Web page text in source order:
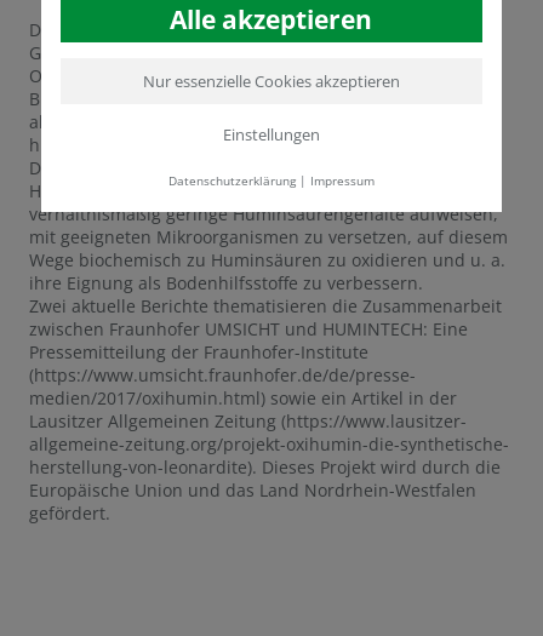
Das Fraunhofer UMSICHT-Institut und die HUMINTECH
GmbH sind Forschungspartner eines Projekts namens
OxiHumin. Für das Projekt werden regional verfügbare
Braunkohlen oder Nebenprodukte der Brikettherstellung
als Rohstoff stofflich genutzt und für Herstellung
huminstoffbasierter Produkte nutzbar gemacht.
Die Innovation besteht darin, Braunkohlen verschiedener
Herkunft oder Beiprodukte aus der Brikettherstellung, die
verhältnismäßig geringe Huminsäurengehalte aufweisen,
mit geeigneten Mikroorganismen zu versetzen, auf diesem
Wege biochemisch zu Huminsäuren zu oxidieren und u. a.
ihre Eignung als Bodenhilfsstoffe zu verbessern.
Zwei aktuelle Berichte thematisieren die Zusammenarbeit
zwischen Fraunhofer UMSICHT und HUMINTECH: Eine
Pressemitteilung der Fraunhofer-Institute
(https://www.umsicht.fraunhofer.de/de/presse-
medien/2017/oxihumin.html) sowie ein Artikel in der
Lausitzer Allgemeinen Zeitung (https://www.lausitzer-
allgemeine-zeitung.org/projekt-oxihumin-die-synthetische-
herstellung-von-leonardite). Dieses Projekt wird durch die
Europäische Union und das Land Nordrhein-Westfalen
gefördert.
Alle akzeptieren
Nur essenzielle Cookies akzeptieren
Einstellungen
Datenschutzerklärung| Impressum